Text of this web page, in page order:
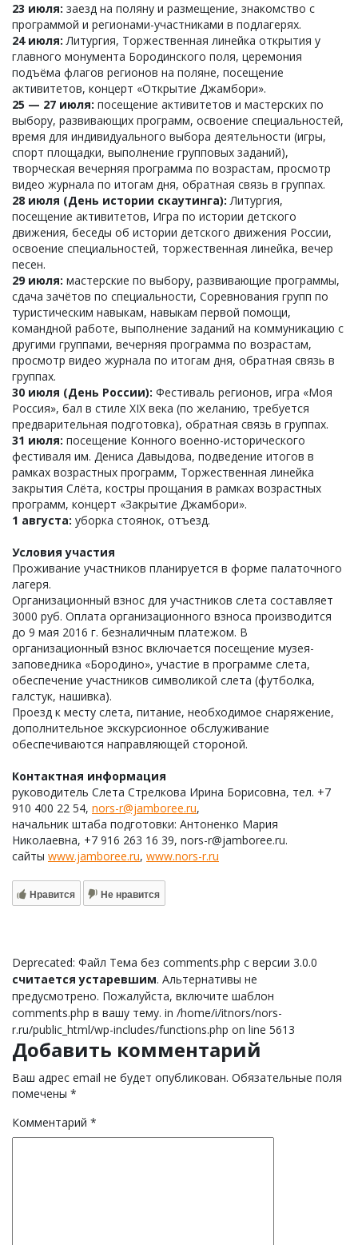
23 июля: заезд на поляну и размещение, знакомство с
программой и регионами-участниками в подлагерях.
24 июля:Литургия, Торжественная линейка открытия у
главного монумента Бородинского поля, церемония
подъёма флагов регионов на поляне, посещение
активитетов, концерт «Открытие Джамбори».
25 — 27 июля: посещение активитетов и мастерских по
выбору, развивающих программ, освоение специальностей,
время для индивидуального выбора деятельности (игры,
спорт площадки, выполнение групповых заданий),
творческая вечерняя программа по возрастам, просмотр
видео журнала по итогам дня, обратная связь в группах.
28 июля (День истории скаутинга):Литургия,
посещение активитетов, Игра по истории детского
движения, беседы об истории детского движения России,
освоение специальностей, торжественная линейка, вечер
песен.
29 июля: мастерские по выбору, развивающие программы,
сдача зачётов по специальности, Соревнования групп по
туристическим навыкам, навыкам первой помощи,
командной работе, выполнение заданий на коммуникацию с
другими группами, вечерняя программа по возрастам,
просмотр видео журнала по итогам дня, обратная связь в
группах.
30 июля (День России): Фестиваль регионов, игра «Моя
Россия», бал в стиле XIX века (по желанию, требуется
предварительная подготовка), обратная связь в группах.
31 июля: посещение Конного военно-исторического
фестиваля им. Дениса Давыдова, подведение итогов в
рамках возрастных программ, Торжественная линейка
закрытия Слёта, костры прощания в рамках возрастных
программ, концерт «Закрытие Джамбори».
1 августа: уборка стоянок, отъезд.
Условия участия
Проживание участников планируется в форме палаточного
лагеря.
Организационный взнос для участников слета составляет
3000 руб. Оплата организационного взноса производится
до 9 мая 2016 г. безналичным платежом. В
организационный взнос включается посещение музея-
заповедника «Бородино», участие в программе слета,
обеспечение участников символикой слета (футболка,
галстук, нашивка).
Проезд к месту слета, питание, необходимое снаряжение,
дополнительное экскурсионное обслуживание
обеспечиваются направляющей стороной.
Контактная информация
руководитель Слета Стрелкова Ирина Борисовна, тел. +7
910 400 22 54, nors-r@jamboree.ru,
начальник штаба подготовки: Антоненко Мария
Николаевна, +7 916 263 16 39, nors-r@jamboree.ru.
сайты www.jamboree.ru, www.nors-r.ru
Нравится Не нравится
Deprecated: Файл Тема без comments.php с версии 3.0.0
считается устаревшим. Альтернативы не
предусмотрено. Пожалуйста, включите шаблон
comments.php в вашу тему. in /home/i/itnors/nors-
r.ru/public_html/wp-includes/functions.php on line 5613
Добавить комментарий
Ваш адрес email не будет опубликован. Обязательные поля
помечены *
Комментарий *